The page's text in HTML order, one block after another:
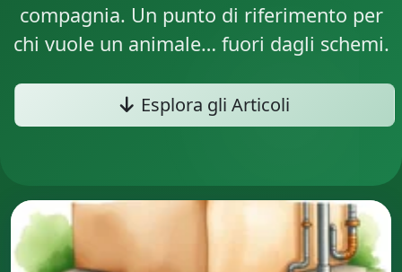
compagnia. Un punto di riferimento per
chi vuole un animale… fuori dagli schemi.
Esplora gli Articoli